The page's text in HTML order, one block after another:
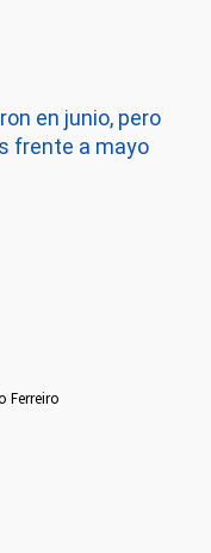
en junio, pero
frente a mayo